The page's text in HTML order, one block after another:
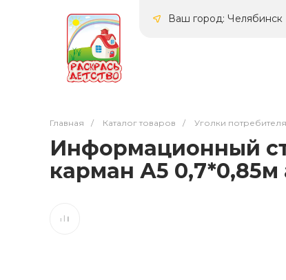
Ваш город: Челябинск
Главная / Каталог товаров / Уголки потребителя
Информационный
карман А5